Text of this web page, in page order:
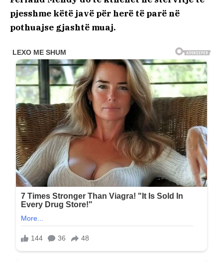
pjesshme këtë javë për herë të parë në
pothuajse gjashtë muaj.